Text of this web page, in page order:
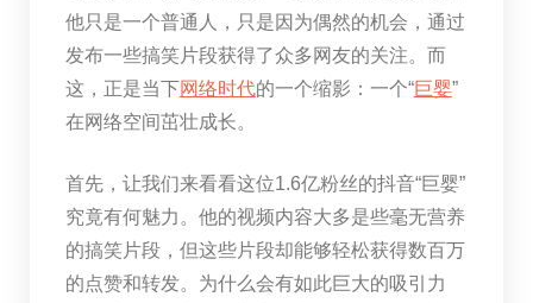
他只是一个普通人，只是因为偶然的机会，通过
发布一些搞笑片段获得了众多网友的关注。而
这，正是当下网络时代的一个缩影：一个“巨婴”
在网络空间茁壮成长。
首先，让我们来看看这位1.6亿粉丝的抖音“巨婴”
究竟有何魅力。他的视频内容大多是些毫无营养
的搞笑片段，但这些片段却能够轻松获得数百万
的点赞和转发。为什么会有如此巨大的吸引力